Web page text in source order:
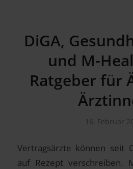
DiGA,
und M-
Ratgeber für
16. Februar
Vertragsärzte können seit
auf Rezept verschreiben.